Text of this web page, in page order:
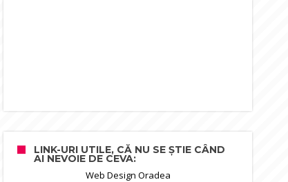
LINK-URI UTILE, CĂ NU SE ȘTIE CÂND
AI NEVOIE DE CEVA:
Web Design Oradea